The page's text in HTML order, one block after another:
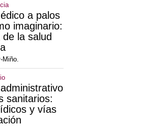
a palos
imaginario:
de la salud
sanitarios:
y vías